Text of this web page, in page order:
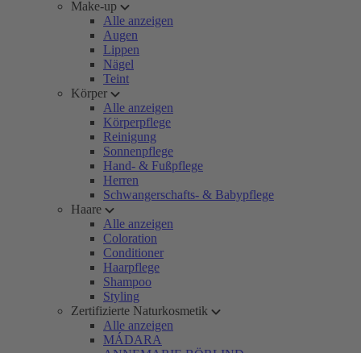
Make-up
Alle anzeigen
Augen
Lippen
Nägel
Teint
Körper
Alle anzeigen
Körperpflege
Reinigung
Sonnenpflege
Hand- & Fußpflege
Herren
Schwangerschafts- & Babypflege
Haare
Alle anzeigen
Coloration
Conditioner
Haarpflege
Shampoo
Styling
Zertifizierte Naturkosmetik
Alle anzeigen
MÁDARA